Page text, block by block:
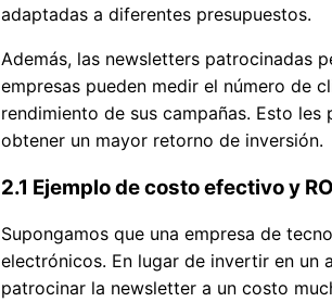
adaptadas a diferentes presupuestos.
Además, las newsletters patrocinadas
empresas pueden medir el número de
rendimiento de sus campañas. Esto
obtener un mayor retorno de inversión.
2.1 Ejemplo de costo efectivo y
Supongamos que una empresa de
electrónicos. En lugar de invertir en un
patrocinar la newsletter a un costo